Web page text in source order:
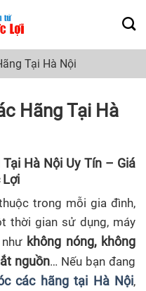
Tại Hà Nội
Hãng Tại Hà
Hà Nội Uy Tín – Giá
Lợi
trong mỗi gia đình,
thời gian sử dụng, máy
không nóng, không
nguồn… Nếu bạn đang
các hãng tại Hà Nội,